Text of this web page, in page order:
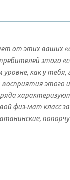
от этих ваших
этого
как у тебя,
этого
физ-мат класс